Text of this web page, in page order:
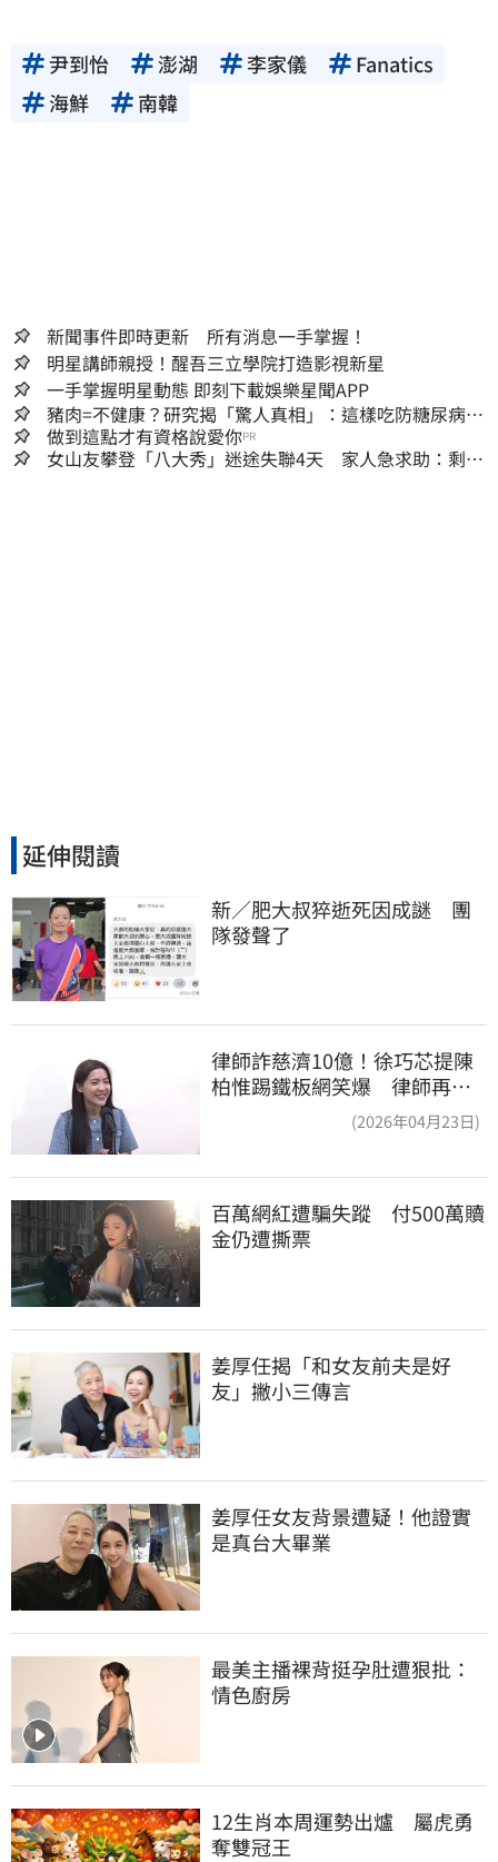
尹到怡 澎湖 李家儀
Fanatics
海鮮
南韓
新聞事件即時更新 所有消息一手掌握！
明星講師親授！醒吾三立學院打造影視新星
一手掌握明星動態 即刻下載娛樂星聞APP
豬肉=不健康？研究揭「驚人真相」：這樣吃防糖尿病、
降膽固醇
做到這點才有資格說愛你PR
女山友攀登「八大秀」迷途失聯4天 家人急求助：剩我
延伸閱讀
新／肥大叔猝逝死因成謎　團
隊發聲了
律師詐慈濟10億！徐巧芯提陳
柏惟踢鐵板網笑爆 律師再曬1
(2026年04月23日)
百萬網紅遭騙失蹤　付500萬贖
金仍遭撕票
姜厚任揭「和女友前夫是好
友」撇小三傳言
姜厚任女友背景遭疑！他證實
是真台大畢業
最美主播裸背挺孕肚遭狠批：
情色廚房
12生肖本周運勢出爐　屬虎勇
奪雙冠王